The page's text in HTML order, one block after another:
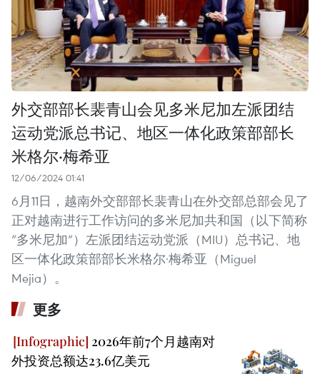
外交部部长裴青山会见多米尼加左派团结
运动党派总书记、地区一体化政策部部长
米格尔·梅希亚
12/06/2024 01:41
6月11日，越南外交部部长裴青山在外交部总部会见了
正对越南进行工作访问的多米尼加共和国（以下简称
“多米尼加”）左派团结运动党派（MIU）总书记、地
区一体化政策部部长米格尔·梅希亚（Miguel
Mejia）。
更多
2026年前7个月越南对
外投资总额达23.6亿美元